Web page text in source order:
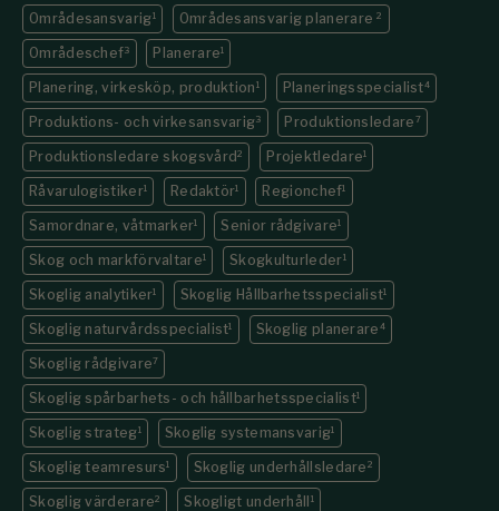
Områdesansvarig1 Områdesansvarig planerare2
Områdeschef3 Planerare1
Planering, virkesköp, produktion 1 Planeringsspecialist4
Produktions- och virkesansvarig3 Produktionsledare 7
Produktionsledare skogsvård2 Projektledare1
Råvarulogistiker1 Redaktör1 Regionchef1
Samordnare, våtmarker1 Senior rådgivare1
Skog och markförvaltare1 Skogkulturleder1
Skoglig analytiker1 Skoglig Hållbarhetsspecialist1
Skoglig naturvårdsspecialist1 Skoglig planerare 4
Skoglig rådgivare7
Skoglig spårbarhets- och hållbarhetsspecialist1
Skoglig strateg1 Skoglig systemansvarig1
Skoglig teamresurs1 Skoglig underhållsledare 2
Skoglig värderare2 Skogligt underhåll 1